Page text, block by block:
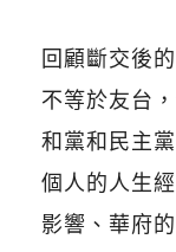
回顧斷交後
不等於友台
和黨和民主
個人的人生
影響、華府